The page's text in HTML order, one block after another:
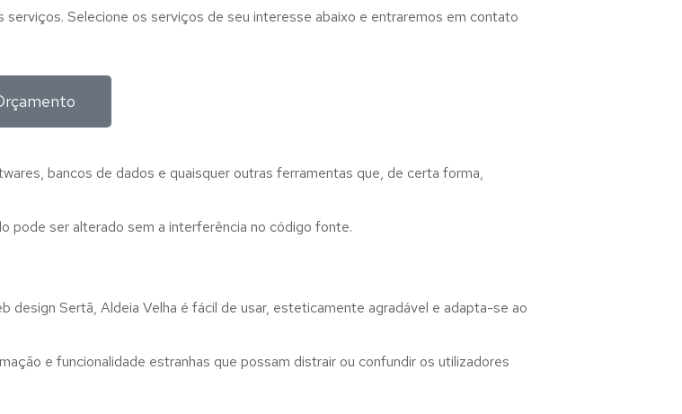
Selecione os serviços de seu interesse abaixo e entraremos em contato
bancos de dados e quaisquer outras ferramentas que, de certa forma,
pode ser alterado sem a interferência no código fonte.
Sertã, Aldeia Velha é fácil de usar, esteticamente agradável e adapta-se ao
e funcionalidade estranhas que possam distrair ou confundir os utilizadores